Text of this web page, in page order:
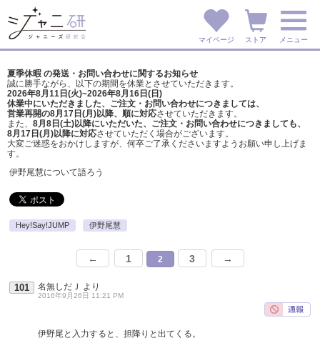
マイページ ストア メニュー
夏季休暇 の発送・お問い合わせに関するお知らせ
誠に勝手ながら、以下の期間を休業とさせていただきます。
2026年8月11日(火)~2026年8月16日(日)
休業中にいただきました、ご注文・お問い合わせにつきましては、
営業再開の8月17日(月)以降、順に対応させていただきます。
また、 8月8日(土)以降にいただいた、ご注文・ お問い合わせにつきましても、
8月17日(月)以降に対応させていただく場合がございます。
大変ご迷惑をおかけしますが、 何卒ご了承くださいますようお願い申し上げま
す。
伊野尾慧について語ろう
Hey!Say!JUMP 伊野尾慧
← 1 2 3 →
101 名無しだＪ より
2016年9月26日 11:21 PM
伊野尾と入力すると、担降りと出てくる。